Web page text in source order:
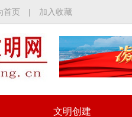
首页 | 加入收藏
文明创建